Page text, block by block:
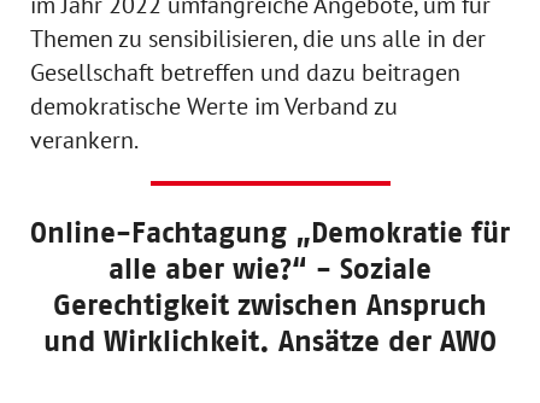
Themen zu sensibilisieren, die uns alle in der
Gesellschaft betreffen und dazu beitragen
demokratische Werte im Verband zu
verankern.
Online-Fachtagung „Demokratie für
alle aber wie?“ - Soziale
Gerechtigkeit zwischen Anspruch
und Wirklichkeit. Ansätze der AWO